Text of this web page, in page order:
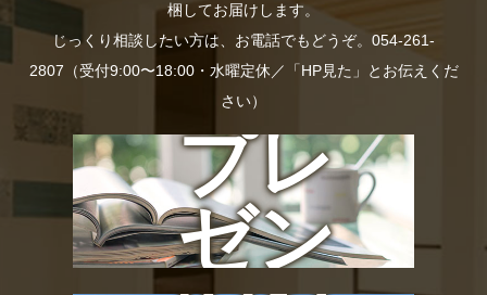
梱してお届けします。
じっくり相談したい方は、お電話でもどうぞ。054-261-
2807（受付9:00〜18:00・水曜定休／「HP見た」とお伝えくだ
さい）
資料
プレ
ゼン
社長